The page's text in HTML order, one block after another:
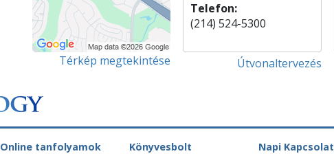
Térkép megtekintése
Telefon:
(214) 524-5300
Útvonaltervezés
Online tanfolyamok Könyvesbolt Napi Kapcsolat